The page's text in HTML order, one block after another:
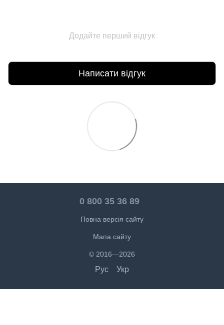
Додайте перший відгук
Написати відгук
0 800 35 36 89
Повна версія сайту
Мапа сайту
© 2016—2026
Рус Укр